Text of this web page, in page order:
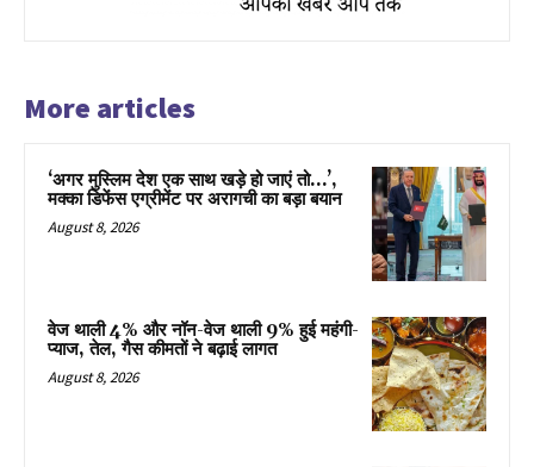
More articles
‘अगर मुस्लिम देश एक साथ खड़े हो जाएं तो…’,
मक्का डिफेंस एग्रीमेंट पर अरागची का बड़ा बयान
August 8, 2026
वेज थाली 4% और नॉन-वेज थाली 9% हुई महंगी-
प्याज, तेल, गैस कीमतों ने बढ़ाई लागत
August 8, 2026